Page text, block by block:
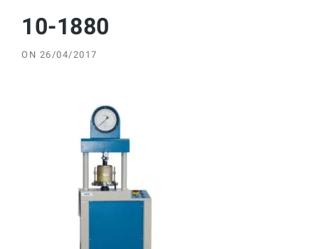
10-1880
ON 26/04/2017